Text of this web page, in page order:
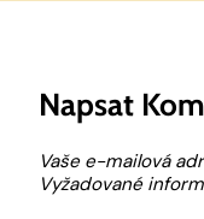
Napsat
Vaše e-mailová
Vyžadované